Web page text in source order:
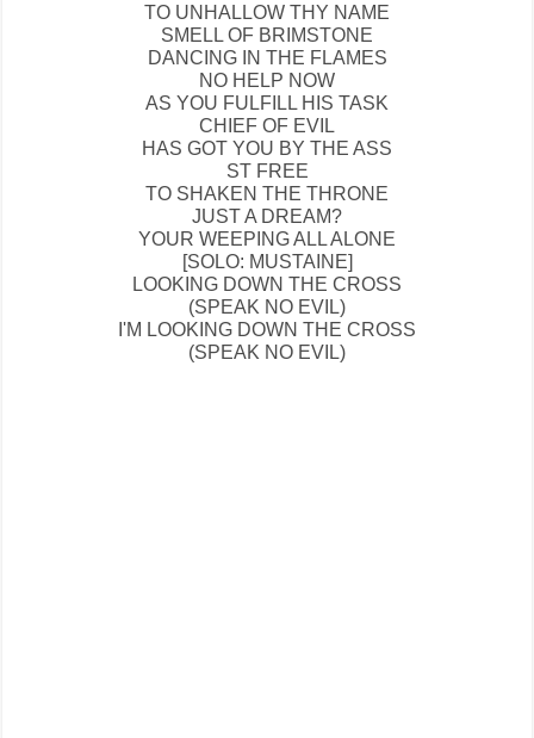
TO UNHALLOW THY NAME
SMELL OF BRIMSTONE
DANCING IN THE FLAMES
NO HELP NOW
AS YOU FULFILL HIS TASK
CHIEF OF EVIL
HAS GOT YOU BY THE ASS
ST FREE
TO SHAKEN THE THRONE
JUST A DREAM?
YOUR WEEPING ALL ALONE
[SOLO: MUSTAINE]
LOOKING DOWN THE CROSS
(SPEAK NO EVIL)
I'M LOOKING DOWN THE CROSS
(SPEAK NO EVIL)